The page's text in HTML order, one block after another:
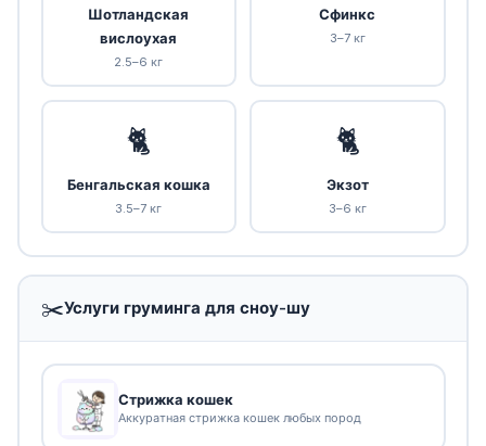
Шотландская
вислоухая
2.5–6 кг
Сфинкс
3–7 кг
🐈
Бенгальская кошка
3.5–7 кг
🐈
Экзот
3–6 кг
✂️Услуги груминга для сноу-шу
Стрижка кошек
Аккуратная стрижка кошек любых пород